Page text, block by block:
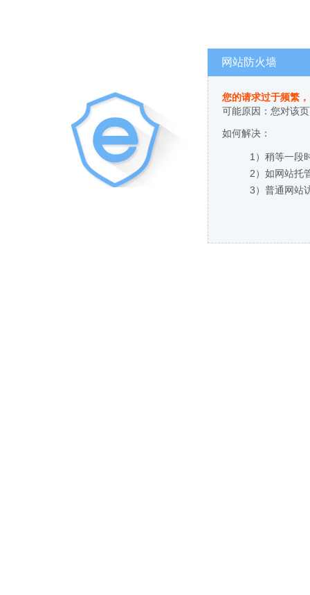
网站防火墙
您的请求过于频繁
可能原因：您对该
如何解决：
1）稍等一段
2）如网站托
3）普通网站